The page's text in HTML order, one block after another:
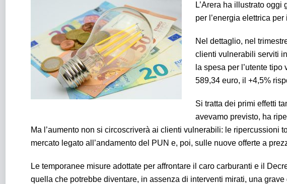
L’Arera ha illustrato
per l’energia elettrica
Nel dettaglio, nel
clienti vulnerabili serviti
la spesa per l’utente
589,34 euro, il +4,5%
Si tratta dei primi effetti
avevamo previsto, ha
Ma l’aumento non si circoscriverà ai clienti vulnerabili: le ripercussioni
mercato legato all’andamento del PUN e, poi, sulle nuove offerte a
Le temporanee misure adottate per affrontare il caro carburanti e il
quella che potrebbe diventare, in assenza di interventi mirati, una grave